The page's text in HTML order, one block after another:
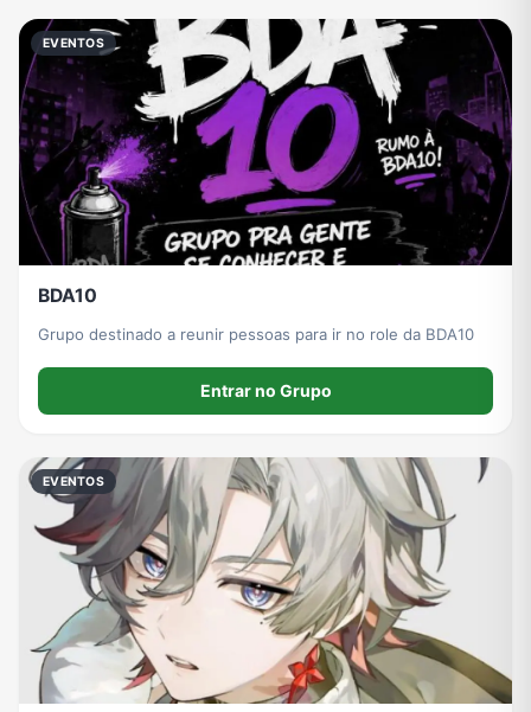
EVENTOS
BDA10
Grupo destinado a reunir pessoas para ir no role da BDA10
Entrar no Grupo
EVENTOS